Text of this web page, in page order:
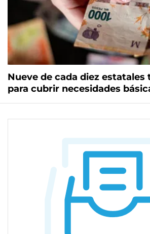
Nueve de cada diez estatales
para cubrir necesidades